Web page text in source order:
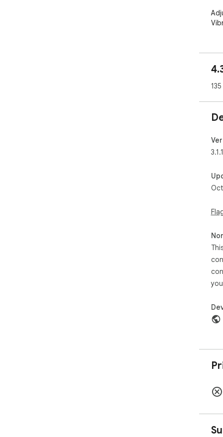
3.1.1